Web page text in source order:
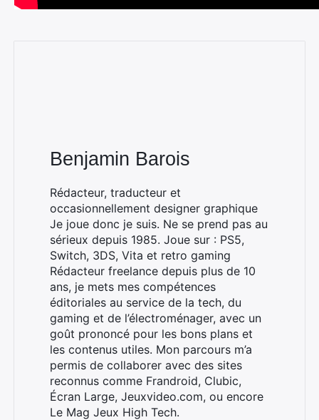
Benjamin Barois
Rédacteur, traducteur et
occasionnellement designer graphique
Je joue donc je suis. Ne se prend pas au
sérieux depuis 1985. Joue sur : PS5,
Switch, 3DS, Vita et retro gaming
Rédacteur freelance depuis plus de 10
ans, je mets mes compétences
éditoriales au service de la tech, du
gaming et de l’électroménager, avec un
goût prononcé pour les bons plans et
les contenus utiles. Mon parcours m’a
permis de collaborer avec des sites
reconnus comme Frandroid, Clubic,
Écran Large, Jeuxvideo.com, ou encore
Le Mag Jeux High Tech.
Rechercher
: